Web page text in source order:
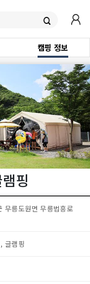
캠핑 정보
핑
무릉도원면 무릉법흥로
글램핑